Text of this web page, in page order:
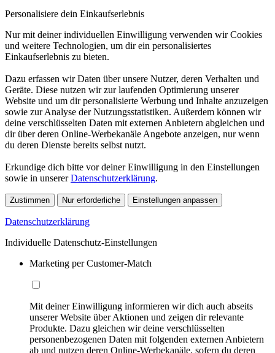
Personalisiere dein Einkaufserlebnis
Nur mit deiner individuellen Einwilligung verwenden wir Cookies
und weitere Technologien, um dir ein personalisiertes
Einkaufserlebnis zu bieten.
Dazu erfassen wir Daten über unsere Nutzer, deren Verhalten und
Geräte. Diese nutzen wir zur laufenden Optimierung unserer
Website und um dir personalisierte Werbung und Inhalte anzuzeigen
sowie zur Analyse der Nutzungsstatistiken. Außerdem können wir
deine verschlüsselten Daten mit externen Anbietern abgleichen und
dir über deren Online-Werbekanäle Angebote anzeigen, nur wenn
du deren Dienste bereits selbst nutzt.
Erkundige dich bitte vor deiner Einwilligung in den Einstellungen
sowie in unsererDatenschutzerklärung.
Zustimmen Nur erforderliche Einstellungen anpassen
Datenschutzerklärung
Individuelle Datenschutz-Einstellungen
Marketing per Customer-Match
Mit deiner Einwilligung informieren wir dich auch abseits
unserer Website über Aktionen und zeigen dir relevante
Produkte. Dazu gleichen wir deine verschlüsselten
personenbezogenen Daten mit folgenden externen Anbietern
ab und nutzen deren Online-Werbekanäle, sofern du deren